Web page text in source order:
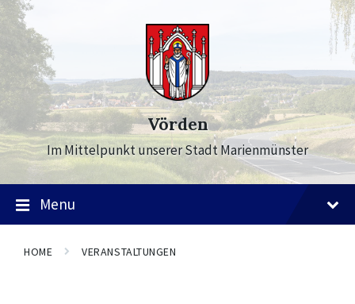
Skip
to
content
Skip
to
main
navigation
Skip
to
footer
Vörden
Im Mittelpunkt unserer Stadt Marienmünster
Menu
HOME VERANSTALTUNGEN